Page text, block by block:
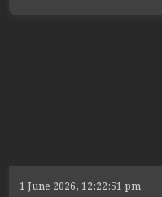
1 June 2026, 12:22:51 pm